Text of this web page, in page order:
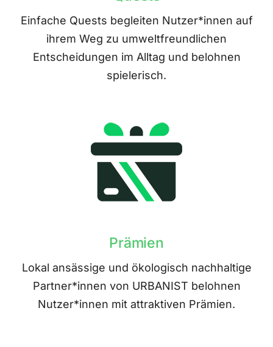
Einfache Quests begleiten Nutzer*innen auf
ihrem Weg zu umweltfreundlichen
Entscheidungen im Alltag und belohnen
spielerisch.
Prämien
Lokal ansässige und ökologisch nachhaltige
Partner*innen von URBANIST belohnen
Nutzer*innen mit attraktiven Prämien.